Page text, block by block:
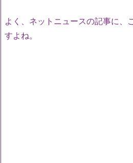
よく、ネットニュースの記事に、
すよね。